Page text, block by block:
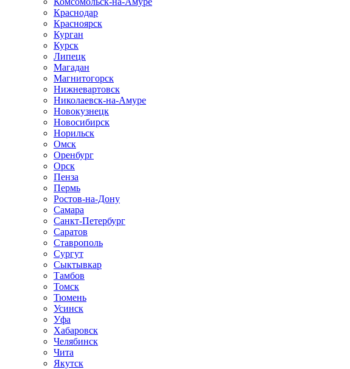
Краснодар
Красноярск
Курган
Курск
Липецк
Магадан
Магнитогорск
Нижневартовск
Николаевск-на-Амуре
Новокузнецк
Новосибирск
Норильск
Омск
Оренбург
Орск
Пенза
Пермь
Ростов-на-Дону
Самара
Санкт-Петербург
Саратов
Ставрополь
Сургут
Сыктывкар
Тамбов
Томск
Тюмень
Усинск
Уфа
Хабаровск
Челябинск
Чита
Якутск